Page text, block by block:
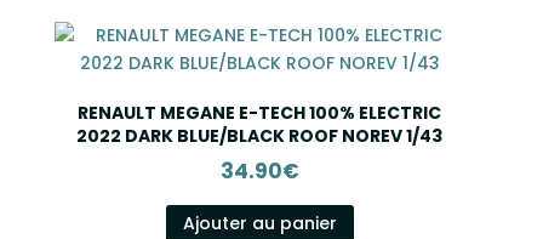
RENAULT MEGANE E-TECH 100% ELECTRIC
2022 DARK BLUE/BLACK ROOF NOREV 1/43
34.90€
Ajouter au panier